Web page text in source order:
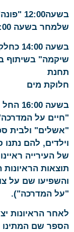
שלמחר בשעה 06:00 ברציפות בשטח
בשעה
שיקמה" בשיתוף
תחנת
חלוקת מים
בשעה
"חיים על
וילדים, להם נתנו
של העירייה
תוצאות
והשפיעו שם על
"על המדרכה").
לאחר הראיונות